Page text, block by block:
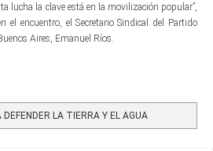
lucha la clave está en la movilización popular”,
el encuentro, el Secretario Sindical del Partido
Aires, Emanuel Ríos.
LA TIERRA Y EL AGUA